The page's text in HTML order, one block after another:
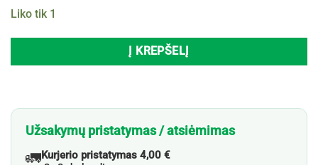
Liko tik 1
Į KREPŠELĮ
Užsakymų pristatymas / atsiėmimas
🚛Kurjerio pristatymas 4,00 €